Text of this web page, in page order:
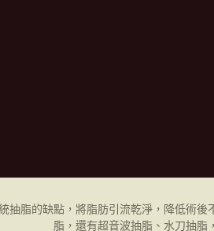
抽脂的缺點，將脂肪引流乾淨，降低術
脂，還有超音波抽脂、水刀抽脂